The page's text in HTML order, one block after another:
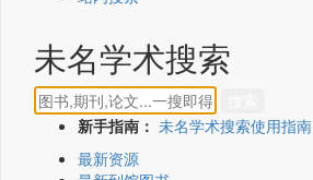
未名学术搜索
新手指南： 未名学术搜索使用指南
最新资源